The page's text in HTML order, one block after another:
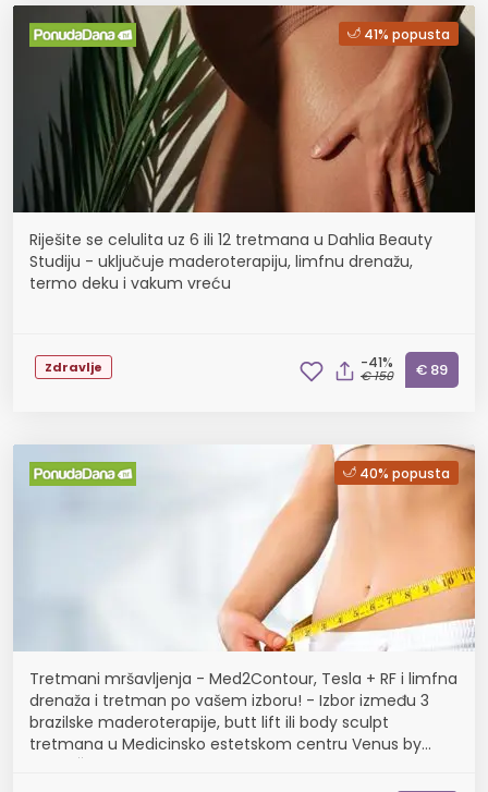
41% popusta
Riješite se celulita uz 6 ili 12 tretmana u Dahlia Beauty
Studiju - uključuje maderoterapiju, limfnu drenažu,
termo deku i vakum vreću
Zdravlje -41%
€ 150 € 89
40% popusta
Tretmani mršavljenja - Med2Contour, Tesla + RF i limfna
drenaža i tretman po vašem izboru! - Izbor između 3
brazilske maderoterapije, butt lift ili body sculpt
tretmana u Medicinsko estetskom centru Venus by